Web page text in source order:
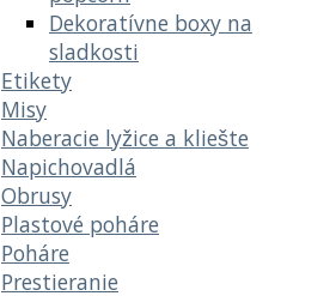
Dekoratívne boxy na
sladkosti
Etikety
Misy
Naberacie lyžice a kliešte
Napichovadlá
Obrusy
Plastové poháre
Poháre
Prestieranie